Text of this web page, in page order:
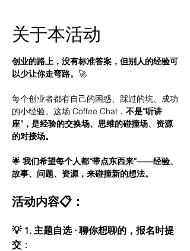
关于本活动
创业的路上，没有标准答案，但别人的经验可
以少让你走弯路。 🚀
每个创业者都有自己的困惑、踩过的坑、成功
的小经验。这场 Coffee Chat， 不是“听讲
座”，是经验的交换场、思维的碰撞场、资源
的对接场。
🌟 我们希望每个人都“带点东西来”——经验、
故事、问题、资源，来碰撞新的想法。
活动内容📋：
💡 1. 主题自选 · 聊你想聊的，报名时提
交 ：